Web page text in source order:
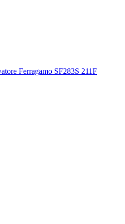
Ferragamo SF283S 211F